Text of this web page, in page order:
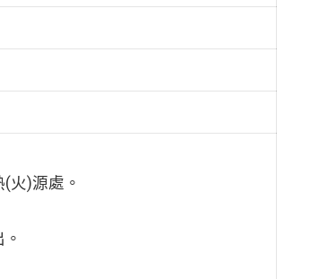
火)源處。